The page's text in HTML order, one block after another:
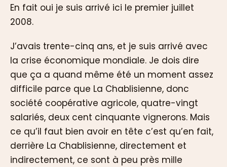
En fait oui je suis arrivé ici le premier juillet
2008.
J’avais trente-cinq ans, et je suis arrivé avec
la crise économique mondiale. Je dois dire
que ça a quand même été un moment assez
difficile parce que La Chablisienne, donc
société coopérative agricole, quatre-vingt
salariés, deux cent cinquante vignerons. Mais
ce qu’il faut bien avoir en tête c’est qu’en fait,
derrière La Chablisienne, directement et
indirectement, ce sont à peu près mille